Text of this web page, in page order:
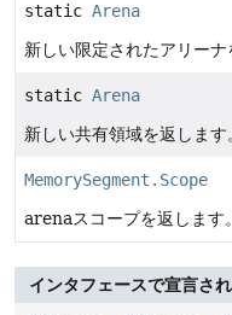
static Arena
新しい限定されたアリーナ
static Arena
新しい共有領域を返します
MemorySegment.Scope
arenaスコープを返します。
インタフェースで宣言さ